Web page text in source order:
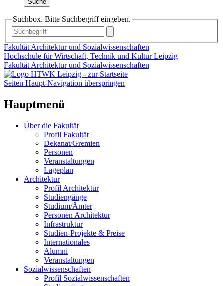
Suche
Suchbox. Bitte Suchbegriff eingeben.
Fakultät Architektur und Sozialwissenschaften
Hochschule für Wirtschaft, Technik und Kultur Leipzig
Fakultät Architektur und Sozialwissenschaften
Seiten Haupt-Navigation überspringen
Hauptmenü
Über die Fakultät
Profil Fakultät
Dekanat/Gremien
Personen
Veranstaltungen
Lageplan
Architektur
Profil Architektur
Studiengänge
Studium/Ämter
Personen Architektur
Infrastruktur
Studien-Projekte & Preise
Internationales
Alumni
Veranstaltungen
Sozialwissenschaften
Profil Sozialwissenschaften